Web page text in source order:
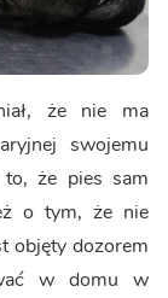
że nie ma
swojemu
to, że pies sam
o tym, że nie
objęty dozorem
w domu w